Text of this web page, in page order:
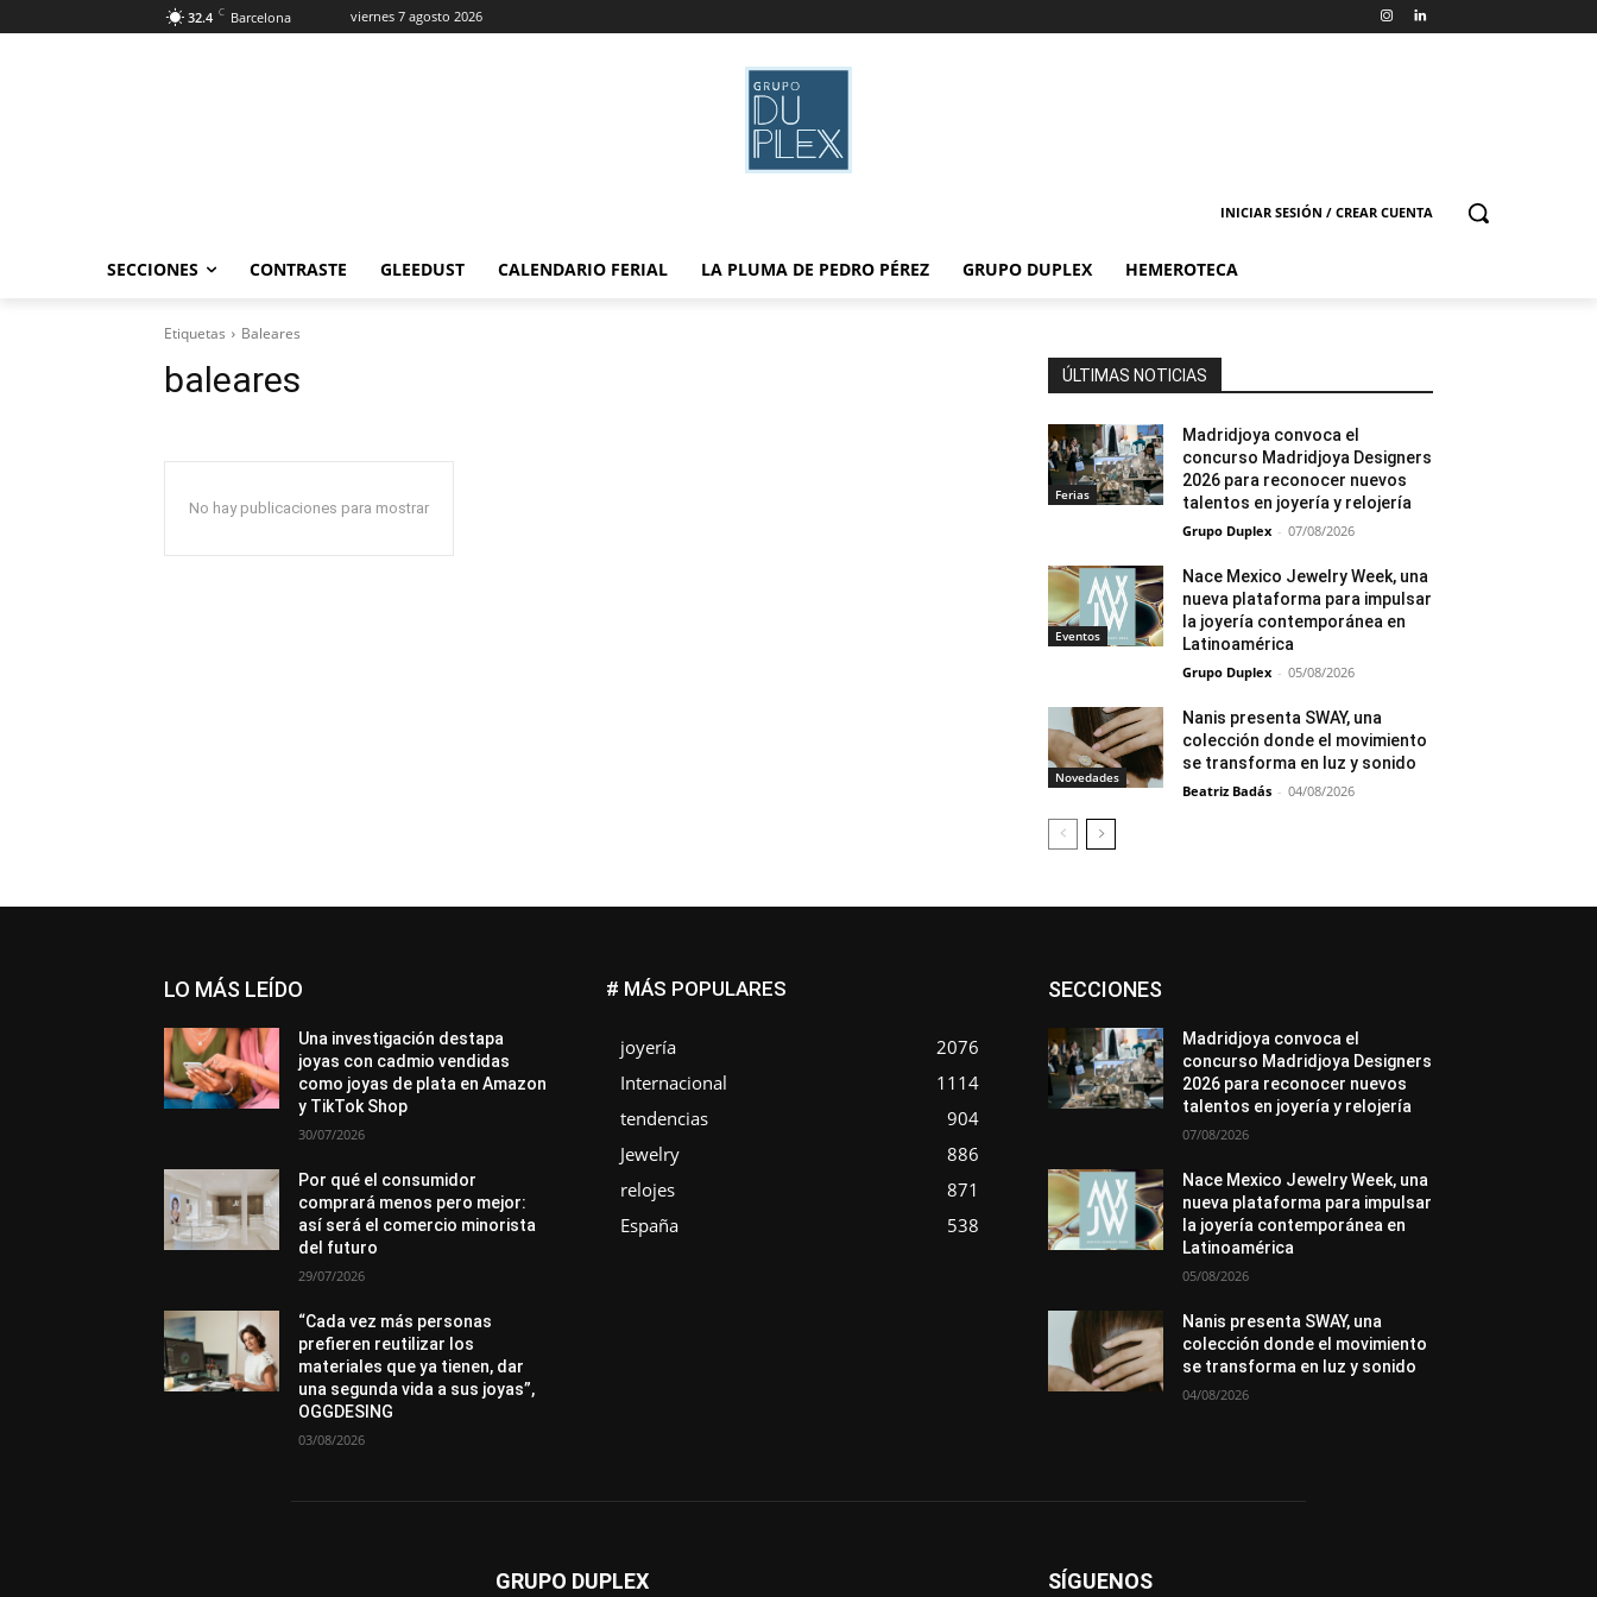
32.4 C Barcelona viernes 7 agosto 2026
INICIAR SESIÓN / CREAR CUENTA
SECCIONES CONTRASTE GLEEDUST CALENDARIO FERIAL LA PLUMA DE PEDRO PÉREZ GRUPO DUPLEX HEMEROTECA
Etiquetas Baleares
baleares
No hay publicaciones para mostrar
ÚLTIMAS NOTICIAS
Ferias
Madridjoya convoca el
concurso Madridjoya Designers
2026 para reconocer nuevos
talentos en joyería y relojería
Grupo Duplex - 07/08/2026
Eventos
Nace Mexico Jewelry Week, una
nueva plataforma para impulsar
la joyería contemporánea en
Latinoamérica
Grupo Duplex - 05/08/2026
Novedades
Nanis presenta SWAY, una
colección donde el movimiento
se transforma en luz y sonido
Beatriz Badás - 04/08/2026
LO MÁS LEÍDO
Una investigación destapa
joyas con cadmio vendidas
como joyas de plata en Amazon
y TikTok Shop
30/07/2026
Por qué el consumidor
comprará menos pero mejor:
así será el comercio minorista
del futuro
29/07/2026
“Cada vez más personas
prefieren reutilizar los
materiales que ya tienen, dar
una segunda vida a sus joyas”,
OGGDESING
03/08/2026
# MÁS POPULARES
joyería
2076
Internacional
1114
tendencias
904
Jewelry
886
relojes
871
España
538
SECCIONESAsociaciones
En tendencia
In memoriam
La Pluma de Pedro Pérez
México
Mundo Técnico
Novedades
Opiniones
Perspectiva
Premios
Secciones
Sin categoría
Sucesos
Madridjoya convoca el
concurso Madridjoya Designers
2026 para reconocer nuevos
talentos en joyería y relojería
07/08/2026
Nace Mexico Jewelry Week, una
nueva plataforma para impulsar
la joyería contemporánea en
Latinoamérica
05/08/2026
Nanis presenta SWAY, una
colección donde el movimiento
se transforma en luz y sonido
04/08/2026
GRUPO DUPLEX SÍGUENOS